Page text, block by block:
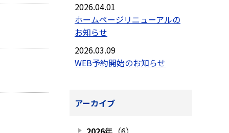
2026.04.01
ホームページリニューアルの
お知らせ
2026.03.09
WEB予約開始のお知らせ
アーカイブ